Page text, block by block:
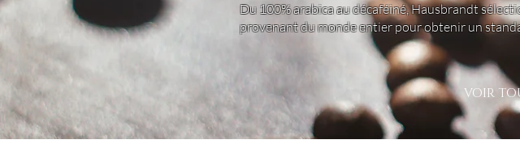
Du 100% arabica au décaféiné, Hausbrandt
provenant du monde entier pour obtenir un
VOIR